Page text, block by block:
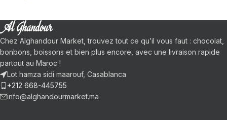
Chez Alghandour Market, trouvez tout ce qu’il vous faut : chocolat,
bonbons, boissons et bien plus encore, avec une livraison rapide
partout au Maroc !
Lot hamza sidi maarouf, Casablanca
+212 668-445755
info@alghandourmarket.ma